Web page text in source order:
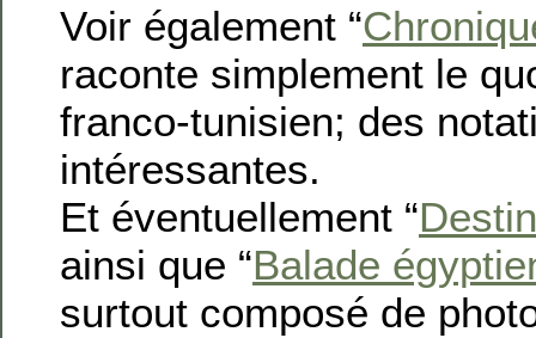
Voir également “
raconte simplement le
franco-tunisien; des
intéressantes.
Et éventuellement “
ainsi que “Balade
surtout composé de